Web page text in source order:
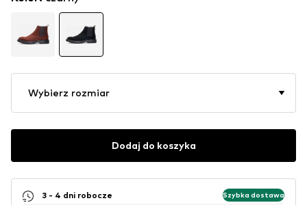
Wybierz rozmiar
Dodaj do koszyka
3 - 4 dni robocze Szybka dostawa